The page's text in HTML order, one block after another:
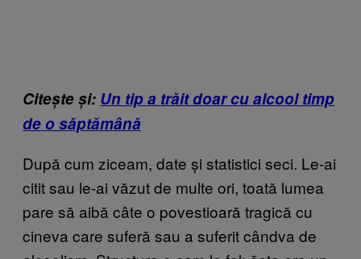
Citește și: Un tip a trăit doar cu alcool timp
de o săptămână
După cum ziceam, date și statistici seci. Le-ai
citit sau le-ai văzut de multe ori, toată lumea
pare să aibă câte o povestioară tragică cu
cineva care suferă sau a suferit cândva de